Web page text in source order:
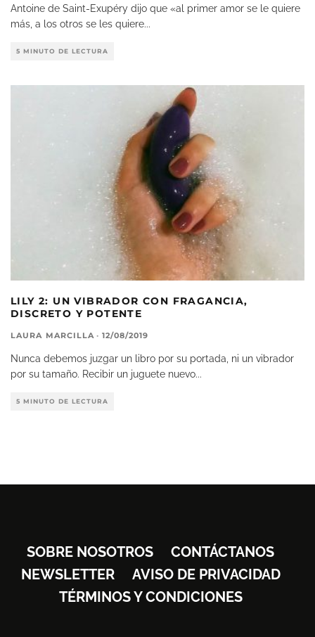
Antoine de Saint-Exupéry dijo que «al primer amor se le quiere
más, a los otros se les quiere...
5 MINUTO DE LECTURA
LILY 2: UN VIBRADOR CON FRAGANCIA,
DISCRETO Y POTENTE
LAURA MARCILLA · 12/08/2019
Nunca debemos juzgar un libro por su portada, ni un vibrador
por su tamaño. Recibir un juguete nuevo...
5 MINUTO DE LECTURA
SOBRE NOSOTROS
CONTÁCTANOS
NEWSLETTER
AVISO DE PRIVACIDAD
TÉRMINOS Y CONDICIONES